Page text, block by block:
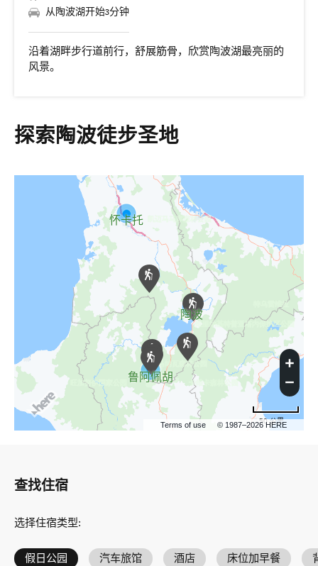
从陶波湖开始3分钟
沿着湖畔步行道前行，舒展筋骨，欣赏陶波湖最亮丽的
风景。
探索陶波徒步圣地
怀卡托
陶波
鲁阿佩胡
Terms of use © 1987–2026 HERE
50 公里
查找住宿
选择住宿类型:
假日公园 汽车旅馆 酒店 床位加早餐